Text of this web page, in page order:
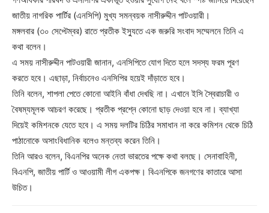
জাতীয় নাগরিক পার্টির (এনসিপি) মুখ্য সমন্বয়ক নাসীরুদ্দীন পাটওয়ারী।
মঙ্গলবার (৩০ সেপ্টেম্বর) রাতে প্রতীক ইস্যুতে এক জরুরি সংবাদ সম্মেলনে তিনি এ
কথা বলেন।
এ সময় নাসীরুদ্দীন পাটওয়ারী জানান, এনসিপিতে যোগ দিতে হলে সদস্য ফরম পূরণ
করতে হবে। এছাড়া, নির্বাচনেও এনসিপির হয়েই দাঁড়াতে হবে।
তিনি বলেন, শাপলা পেতে কোনো আইনি বাঁধা দেখছি না। এখানে ইসি স্বৈরাচারী ও
বৈষম্যমূলক আচরণ করেছে। প্রতীক প্রশ্নে কোনো ছাড় দেওয়া হবে না। ব্যাখ্যা
দিয়েই কমিশনকে যেতে হবে। এ সময় দলটির চিঠির সমাধান না করে কমিশন থেকে চিঠি
পাঠানোকে অসাংবিধানিক বলেও মন্তব্য করেন তিনি।
তিনি আরও বলেন, বিএনপির অনেক নেতা ভারতের পক্ষে কথা বলছে। সেনাবাহিনী,
বিএনপি, জাতীয় পার্টি ও আওয়ামী লীগ একপক্ষ। বিএনপিকে জনগণের কাতারে আসা
উচিত।